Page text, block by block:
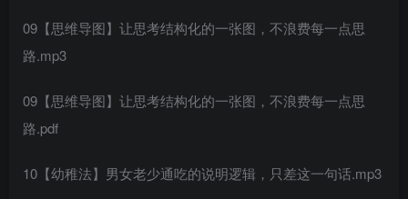
09【思维导图】让思考结构化的一张图，不浪费每一点思
路.mp3
09【思维导图】让思考结构化的一张图，不浪费每一点思
路.pdf
10【幼稚法】男女老少通吃的说明逻辑，只差这一句话.mp3